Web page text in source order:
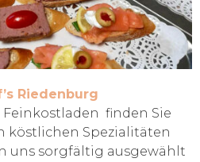
Riedenburg
Feinkostladen finden Sie
köstlichen Spezialitäten
uns sorgfältig ausgewählt